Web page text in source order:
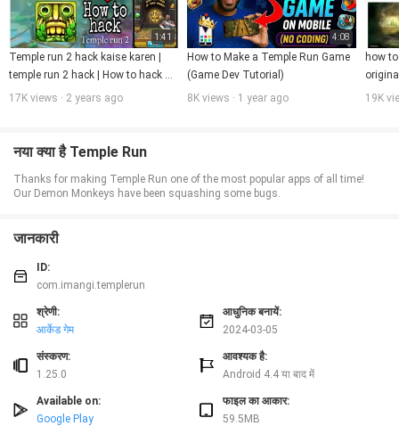
1:41
Temple run 2 hack kaise karen |
temple run 2 hack | How to hack
temple run 2 | #templerun2
17K views · 2 years ago
4:08
How to Make a Temple Run Game
(Game Dev Tutorial)
8K views · 1 year ago
how
19K
नया क्या है Temple Run
Thanks for making Temple Run one of the most popular apps of all time!
Our Demon Monkeys have been squashing some bugs.
जानकारी
ID:
com.imangi.templerun
श्रेणी:
आर्केड गेम
आधुनिक बनायें:
2024-03-05
संस्करण:
1.25.0
आवश्यक है:
Android 4.4 या बाद में
Available on:
Google Play
फाइल का आकार:
59.5MB